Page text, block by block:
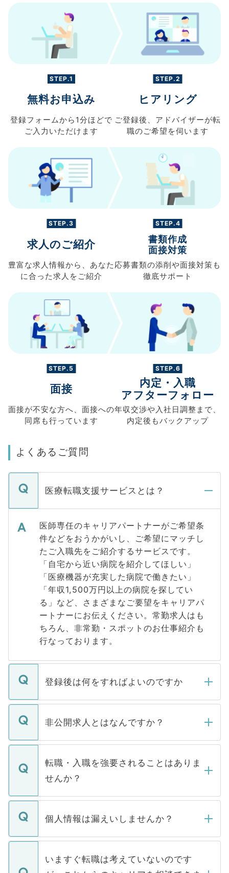
STEP.1
無料お申込み
登録フォームから 1分ほどで
ご入力 いただけます
STEP.2
ヒアリング
ご登録後、 アドバイザーが転
職のご希望を伺います
STEP.3
求人のご紹介
豊富な求人情報から、 あなた
に合った求人を ご紹介
STEP.4
書類作成
面接対策
応募書類の添削や面接対策も
徹底サポート
STEP.5
面接
面接が不安な方へ、 面接への
同席も行っています
STEP.6
内定・入職
アフターフォロー
年収交渉や入社日調整まで、
内定後もバックアップ
よくあるご質問
医療転職支援サービスとは？
医師専任のキャリアパートナーがご希望条
件などをおうかがいし、ご希望にマッチし
たご入職先をご紹介するサービスです。
「自宅から近い病院を紹介してほしい」
「医療機器が充実した病院で働きたい」
「年収1,500万円以上の病院を探してい
る」など、さまざまなご要望をキャリアパ
ートナーにお伝えください。常勤求人はも
ちろん、非常勤・スポットのお仕事紹介も
行なっております。
登録後は何をすればよいのですか
ご登録いただきましたら、弊社担当者がご
登録内容を確認し、その後メールもしくは
ます。通常、5営業日以内にはご連絡をせて
いただきますので、しばらくお待ちくださ
非公開求人とはなんですか？
マイナビDOCTORで取り扱っている求人の
うち約3割は、Webサイトからご覧いただ
けない「非公開求人」です。非公開求人は
下記の理由によって、一般には公開してい
ません。
■応募殺到を避けるため 人気のある医療機
関を公にしてしまうと、応募が殺到する場
に、医療機関が求める条件に合った人材の
転職・入職を強要されることはありま
せんか？
転職・入職を強要することは一切ありませ
ん。また、仮に応募先から内定をいただい
定を承諾する必要はありません。内定先へ
の辞退の連絡はキャリアパートナーが行い
個人情報は漏えいしませんか？
個人情報が漏えいすることはありませんの
で、ご安心ください。当サイトからの登録
などで収集したご登録者様の個人情報は、
いますぐ転職は考えていないのです